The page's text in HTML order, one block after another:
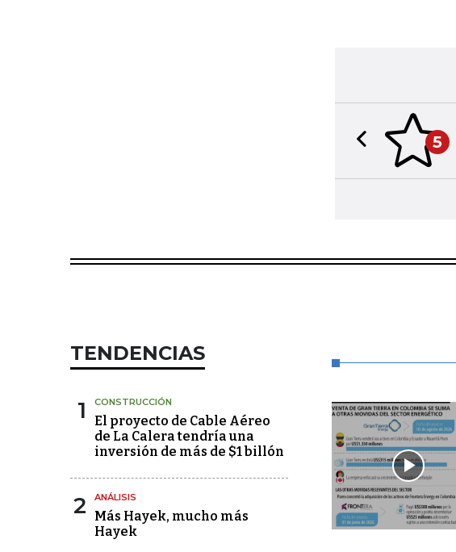
5
Previous slide
TENDENCIAS
1 CONSTRUCCIÓN
El proyecto de Cable Aéreo
de La Calera tendría una
inversión de más de $1 billón
2 ANÁLISIS
Más Hayek, mucho más
Hayek